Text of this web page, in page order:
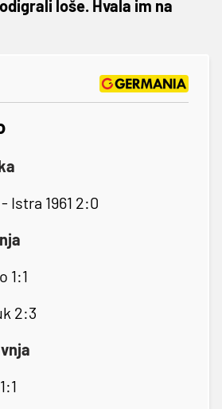
loše. Hvala im na
Istra 1961 2:0
1:1
2:3